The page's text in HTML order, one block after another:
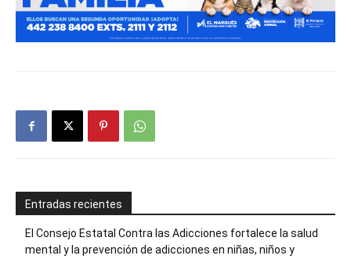
Entradas recientes
El Consejo Estatal Contra las Adicciones fortalece la salud
mental y la prevención de adicciones en niñas, niños y